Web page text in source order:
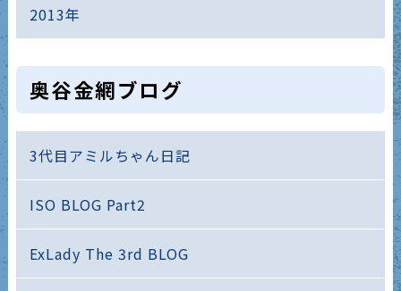
2013年
奥谷金網ブログ
3代目アミルちゃん日記
ISO BLOG Part2
ExLady The 3rd BLOG